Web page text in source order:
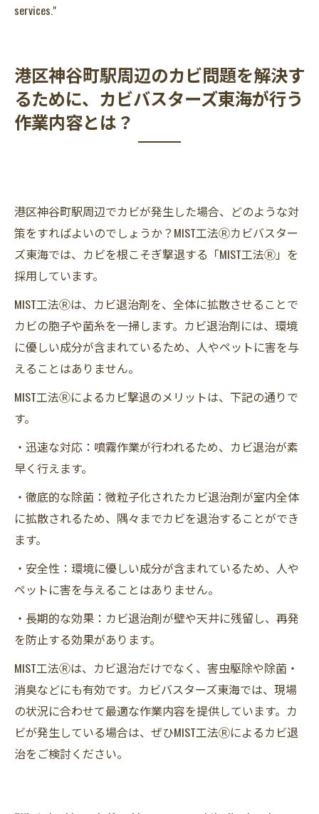
services."
港区神谷町駅周辺のカビ問題を解決す
るために、カビバスターズ東海が行う
作業内容とは？
港区神谷町駅周辺でカビが発生した場合、どのような対
策をすればよいのでしょうか？MIST工法Ⓡカビバスター
ズ東海では、カビを根こそぎ撃退する「MIST工法Ⓡ」を
採用しています。
MIST工法Ⓡは、カビ退治剤を、全体に拡散させることで
カビの胞子や菌糸を一掃します。カビ退治剤には、環境
に優しい成分が含まれているため、人やペットに害を与
えることはありません。
MIST工法Ⓡによるカビ撃退のメリットは、下記の通りで
す。
・迅速な対応：噴霧作業が行われるため、カビ退治が素
早く行えます。
・徹底的な除菌：微粒子化されたカビ退治剤が室内全体
に拡散されるため、隅々までカビを退治することができ
ます。
・安全性：環境に優しい成分が含まれているため、人や
ペットに害を与えることはありません。
・長期的な効果：カビ退治剤が壁や天井に残留し、再発
を防止する効果があります。
MIST工法Ⓡは、カビ退治だけでなく、害虫駆除や除菌・
消臭などにも有効です。カビバスターズ東海では、現場
の状況に合わせて最適な作業内容を提供しています。カ
ビが発生している場合は、ぜひMIST工法Ⓡによるカビ退
治をご検討ください。